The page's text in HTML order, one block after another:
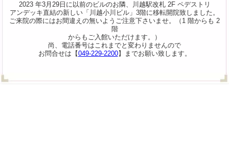
2023 年3月29日に以前のビルのお隣、川越駅改札 2F ペデストリ
アンデッキ直結の新しい「川越小川ビル」3階に移転開院致しました。
ご来院の際にはお間違えの無いようご注意下さいませ。（1 階からも 2
階
からもご入館いただけます。）
尚、電話番号はこれまでと変わりませんので
お問合せは【049-229-2200】までお願い致します。